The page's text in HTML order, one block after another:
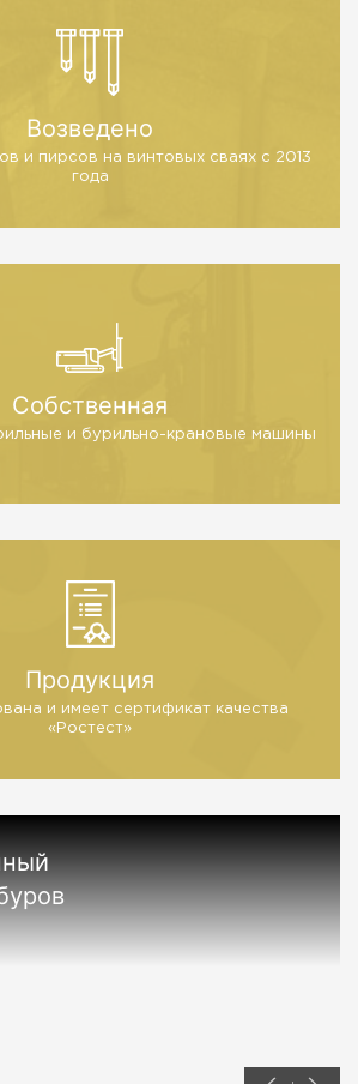
Возведено
и пирсов на винтовых сваях с 2013
года
Собственная
и бурильно-крановые машины
Продукция
и имеет сертификат качества
«Ростест»